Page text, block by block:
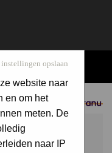
by
opslaan
website naar
en om het
meten. De
naar IP